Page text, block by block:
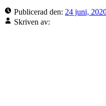
Publicerad den: 24 juni,
Skriven av: